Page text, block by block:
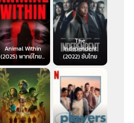
Animal Within
(2025) พากย์ไทย...
The
Independent
(2022) ซับไทย